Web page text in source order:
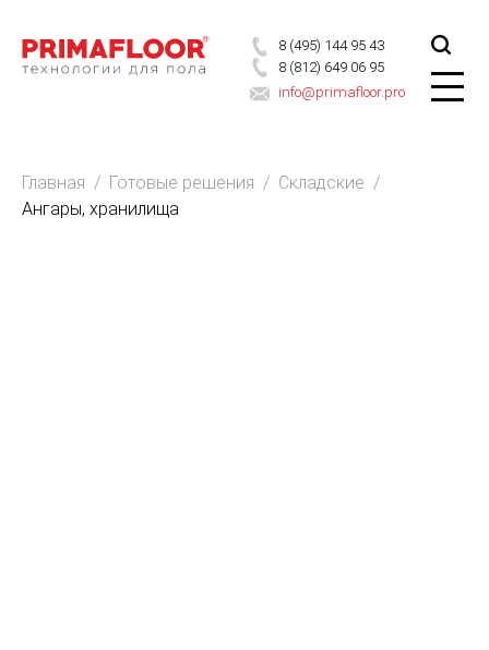
8 (495) 144 95 43
8 (812) 649 06 95
info@primafloor.pro
Главная / Готовые решения / Складские /
Ангары, хранилища